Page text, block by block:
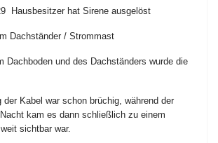
Hausbesitzer hat Sirene ausgelöst
Dachständer / Strommast
Dachboden und des Dachständers wurde die
der Kabel war schon brüchig, während der
kam es dann schließlich zu einem
sichtbar war.